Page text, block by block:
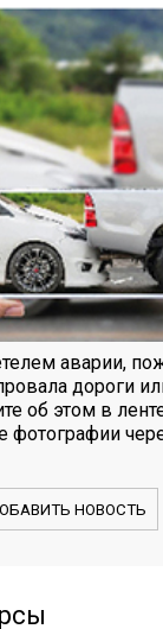
аварии,
дороги
об этом в
фотографии
НОВОСТЬ